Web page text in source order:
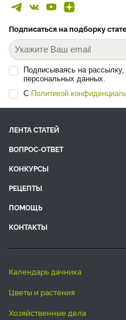
Подписаться на подборку
Подписываясь на
персональных данных.
С Политикой
ЛЕНТА СТАТЕЙ
ВОПРОС-ОТВЕТ
КОНКУРСЫ
РЕЦЕПТЫ
ПОМОЩЬ
КОНТАКТЫ
календарь дачника
цветы и растения
хозяйственные дела